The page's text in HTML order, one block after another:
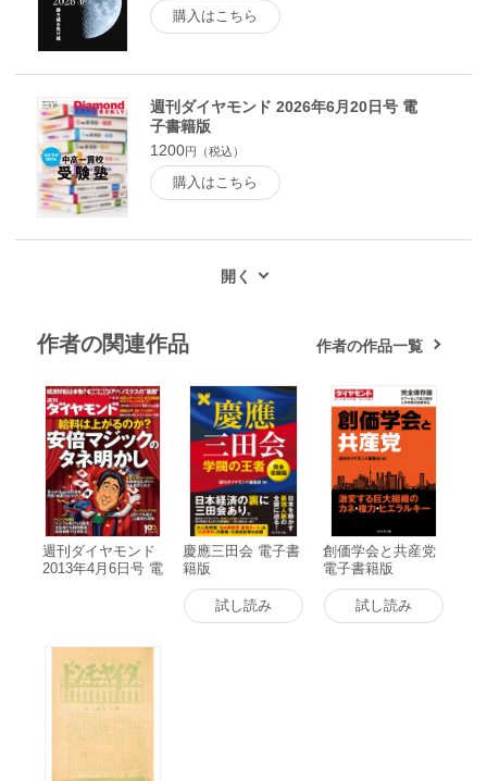
購入はこちら
週刊ダイヤモンド 2026年6月20日号 電
子書籍版
1200円（税込）
購入はこちら
作者の関連作品 作者の作品一覧
週刊ダイヤモンド
2013年4月6日号 電
慶應三田会 電子書
籍版
試し読み
創価学会と共産党
電子書籍版
試し読み